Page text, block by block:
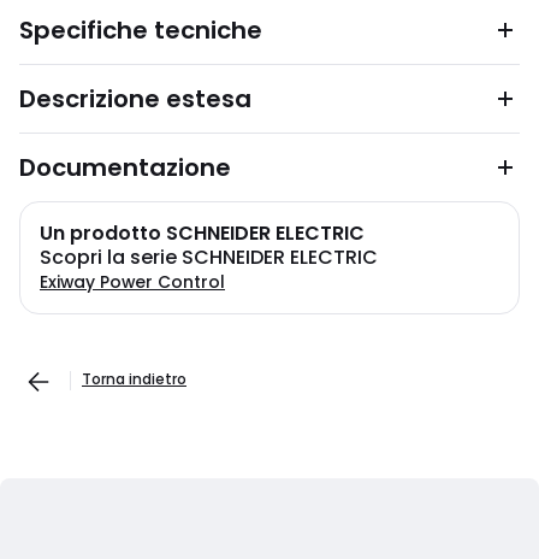
Specifiche tecniche
Descrizione estesa
Documentazione
Un prodotto SCHNEIDER ELECTRIC
Scopri la serie SCHNEIDER ELECTRIC
Exiway Power Control
Torna indietro